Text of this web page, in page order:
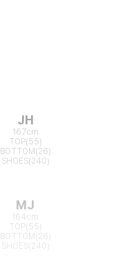
JH
167cm
TOP(55)
BOTTOM(26)
SHOES(240)
MJ
164cm
TOP(55)
BOTTOM(26)